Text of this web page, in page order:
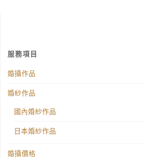
服務項目
婚攝作品
婚紗作品
國內婚紗作品
日本婚紗作品
婚攝價格